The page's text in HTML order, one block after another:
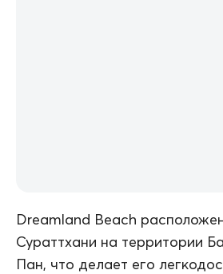
Dreamland Beach
Сураттхани на территории
Пан, что делает его